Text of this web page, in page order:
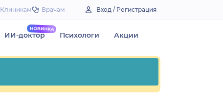
Клиникам Врачам Вход / Регистрация
ИИ-доктор Психологи Акции